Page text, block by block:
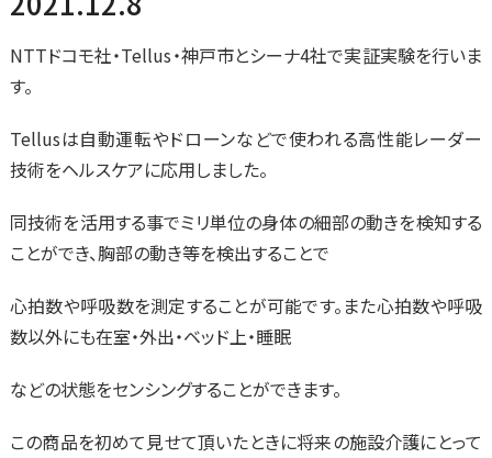
NTTドコモ社・Tellus・神戸市とシーナ4社で実証実験を行いま
す。
Tellusは自動運転やドローンなどで使われる高性能レーダー
技術をヘルスケアに応用しました。
同技術を活用する事でミリ単位の身体の細部の動きを検知する
ことができ、胸部の動き等を検出することで
心拍数や呼吸数を測定することが可能です。また心拍数や呼吸
数以外にも在室・外出・ベッド上・睡眠
などの状態をセンシングすることができます。
この商品を初めて見せて頂いたときに将来の施設介護にとって